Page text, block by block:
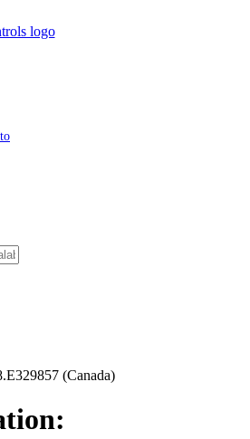
(Canada)